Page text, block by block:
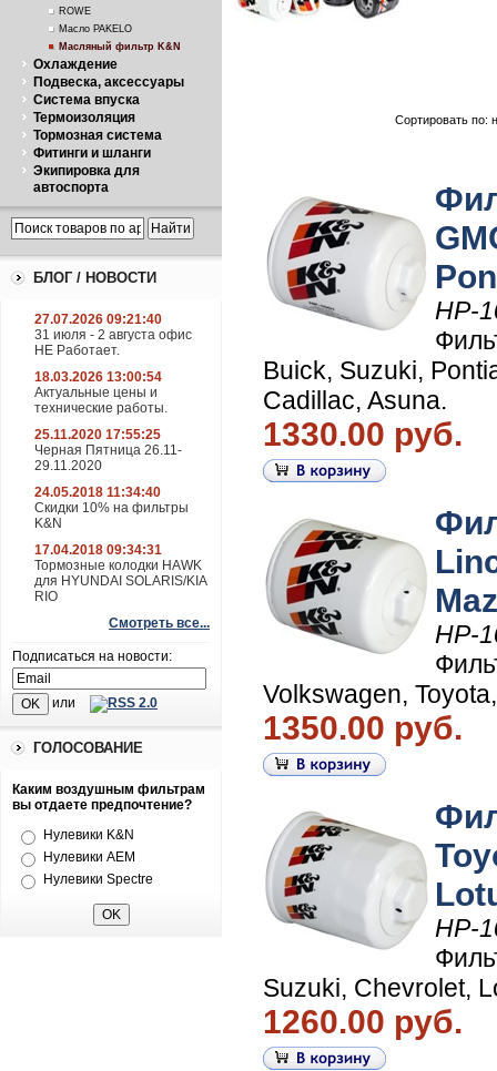
ROWE
Масло PAKELO
Масляный фильтр K&N
Охлаждение
Подвеска, аксессуары
Система впуска
Термоизоляция
Тормозная система
Фитинги и шланги
Экипировка для
автоспорта
БЛОГ / НОВОСТИ
27.07.2026 09:21:40
31 июля - 2 августа офис
НЕ Работает.
18.03.2026 13:00:54
Актуальные цены и
технические работы.
25.11.2020 17:55:25
Черная Пятница 26.11-
29.11.2020
24.05.2018 11:34:40
Скидки 10% на фильтры
K&N
17.04.2018 09:34:31
Тормозные колодки HAWK
для HYUNDAI SOLARIS/KIA
RIO
Смотреть все...
Подписаться на новости:
или
ГОЛОСОВАНИЕ
Каким воздушным фильтрам
вы отдаете предпочтение?
Нулевики K&N
Нулевики AEM
Нулевики Spectre
Сортировать по:
HP-
Buick, Suzuki,
Cadillac, Asuna.
1330.00 руб.
HP-
Volkswagen,
1350.00 руб.
HP-
Suzuki, Chevrolet,
1260.00 руб.